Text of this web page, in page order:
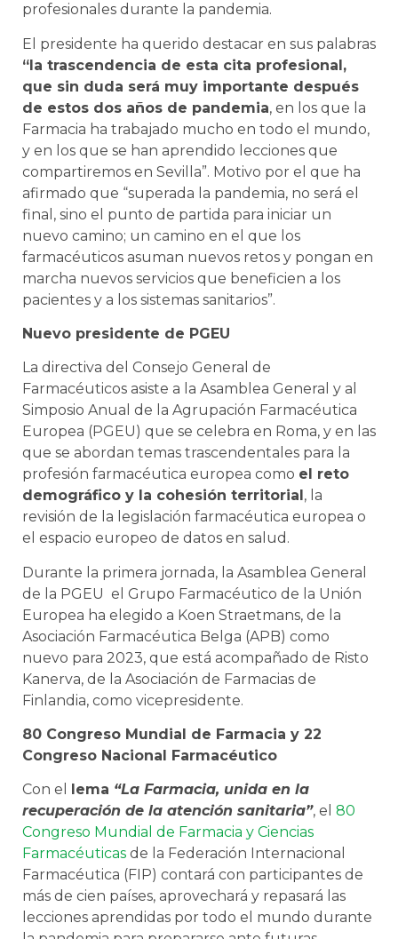
profesionales durante la pandemia.
El presidente ha querido destacar en sus palabras
“la trascendencia de esta cita profesional,
que sin duda será muy importante después
de estos dos años de pandemia, en los que la
Farmacia ha trabajado mucho en todo el mundo,
y en los que se han aprendido lecciones que
compartiremos en Sevilla”. Motivo por el que ha
afirmado que “superada la pandemia, no será el
final, sino el punto de partida para iniciar un
nuevo camino; un camino en el que los
farmacéuticos asuman nuevos retos y pongan en
marcha nuevos servicios que beneficien a los
pacientes y a los sistemas sanitarios”.
Nuevo presidente de PGEU
La directiva del Consejo General de
Farmacéuticos asiste a la Asamblea General y al
Simposio Anual de la Agrupación Farmacéutica
Europea (PGEU) que se celebra en Roma, y en las
que se abordan temas trascendentales para la
profesión farmacéutica europea como el reto
demográfico y la cohesión territorial , la
revisión de la legislación farmacéutica europea o
el espacio europeo de datos en salud.
Durante la primera jornada, la Asamblea General
de la PGEU el Grupo Farmacéutico de la Unión
Europea ha elegido a Koen Straetmans, de la
Asociación Farmacéutica Belga (APB) como
nuevo para 2023, que está acompañado de Risto
Kanerva, de la Asociación de Farmacias de
Finlandia, como vicepresidente.
80 Congreso Mundial de Farmacia y 22
Congreso Nacional Farmacéutico
Con el lema “La Farmacia, unida en la
recuperación de la atención sanitaria”, el 80
Congreso Mundial de Farmacia y Ciencias
Farmacéuticas de la Federación Internacional
Farmacéutica (FIP) contará con participantes de
más de cien países, aprovechará y repasará las
lecciones aprendidas por todo el mundo durante